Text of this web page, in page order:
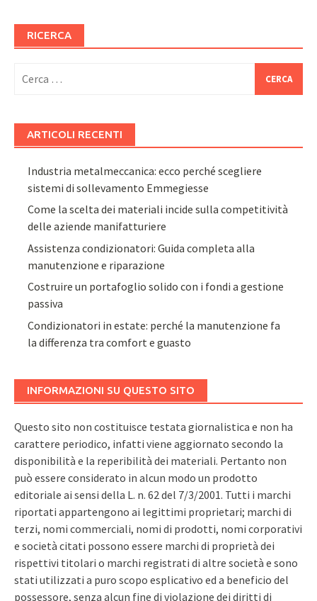
RICERCA
per:
ARTICOLI RECENTI
Industria metalmeccanica: ecco perché scegliere
sistemi di sollevamento Emmegiesse
Come la scelta dei materiali incide sulla competitività
delle aziende manifatturiere
Assistenza condizionatori: Guida completa alla
manutenzione e riparazione
Costruire un portafoglio solido con i fondi a gestione
passiva
Condizionatori in estate: perché la manutenzione fa
la differenza tra comfort e guasto
INFORMAZIONI SU QUESTO SITO
Questo sito non costituisce testata giornalistica e non ha
carattere periodico, infatti viene aggiornato secondo la
disponibilità e la reperibilità dei materiali. Pertanto non
può essere considerato in alcun modo un prodotto
editoriale ai sensi della L. n. 62 del 7/3/2001. Tutti i marchi
riportati appartengono ai legittimi proprietari; marchi di
terzi, nomi commerciali, nomi di prodotti, nomi corporativi
e società citati possono essere marchi di proprietà dei
rispettivi titolari o marchi registrati di altre società e sono
stati utilizzati a puro scopo esplicativo ed a beneficio del
possessore, senza alcun fine di violazione dei diritti di